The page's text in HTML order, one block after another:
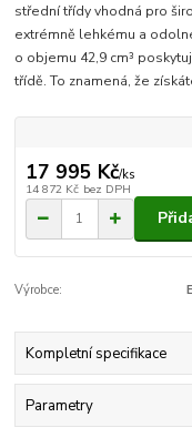
střední třídy vhodná pro
extrémně lehkému a
o objemu 42,9 cm³
třídě. To znamená, že
17 995 Kč/ks
14 872 Kč bez DPH
Výrobce:
Kompletní specifikace
Parametry